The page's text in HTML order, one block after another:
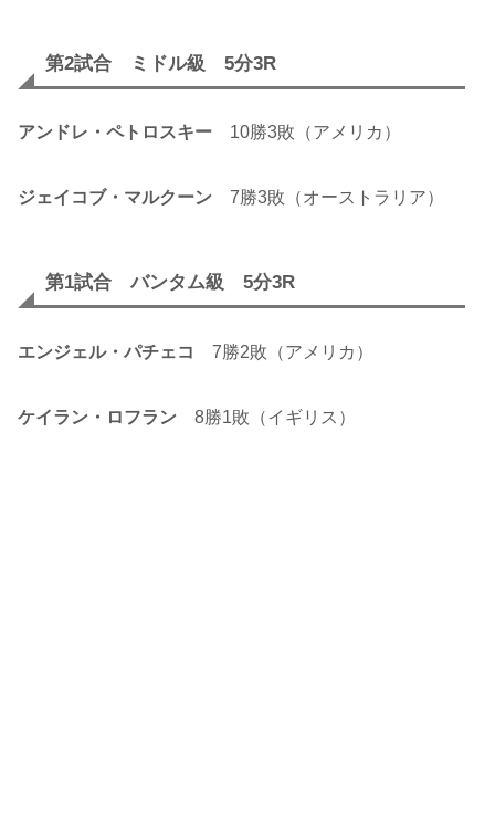
第2試合 ミドル級 5分3R
アンドレ・ペトロスキー 10勝3敗（アメリカ）
ジェイコブ・マルクーン 7勝3敗（オーストラリア）
第1試合 バンタム級 5分3R
エンジェル・パチェコ 7勝2敗（アメリカ）
ケイラン・ロフラン 8勝1敗（イギリス）